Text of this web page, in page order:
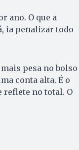
ano. O que a
ia penalizar todo
pesa no bolso
conta alta. É o
reflete no total. O